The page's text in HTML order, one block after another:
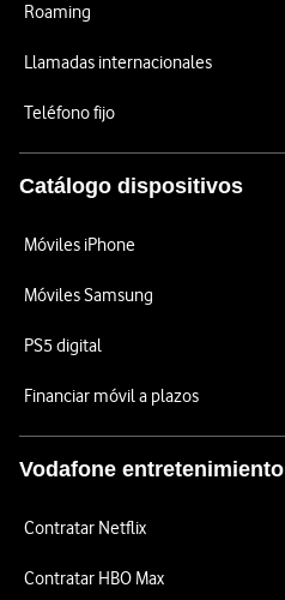
Roaming
Llamadas internacionales
Teléfono fijo
Catálogo dispositivos
Móviles iPhone
Móviles Samsung
PS5 digital
Financiar móvil a plazos
Vodafone entretenimiento
Contratar Netflix
Contratar HBO Max